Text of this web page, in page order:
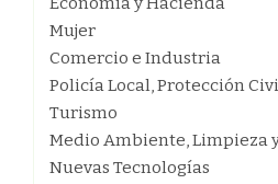
Mujer
Comercio e Industria
Policía Local, Protección
Turismo
Medio Ambiente, Limpieza
Nuevas Tecnologías